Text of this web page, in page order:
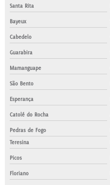
Santa Rita
Bayeux
Cabedelo
Guarabira
Mamanguape
São Bento
Esperança
Catolé do Rocha
Pedras de Fogo
Teresina
Picos
Floriano